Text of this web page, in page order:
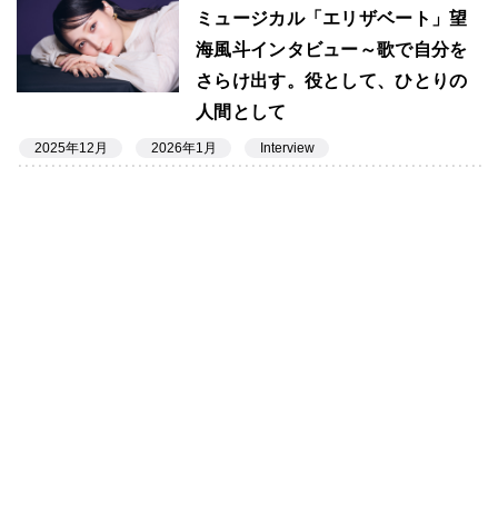
ミュージカル「エリザベート」望
海風斗インタビュー～歌で自分を
さらけ出す。役として、ひとりの
人間として
2025年12月 2026年1月 Interview